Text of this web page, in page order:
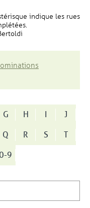
indique les rues
G H I
J
Q R S
T
9